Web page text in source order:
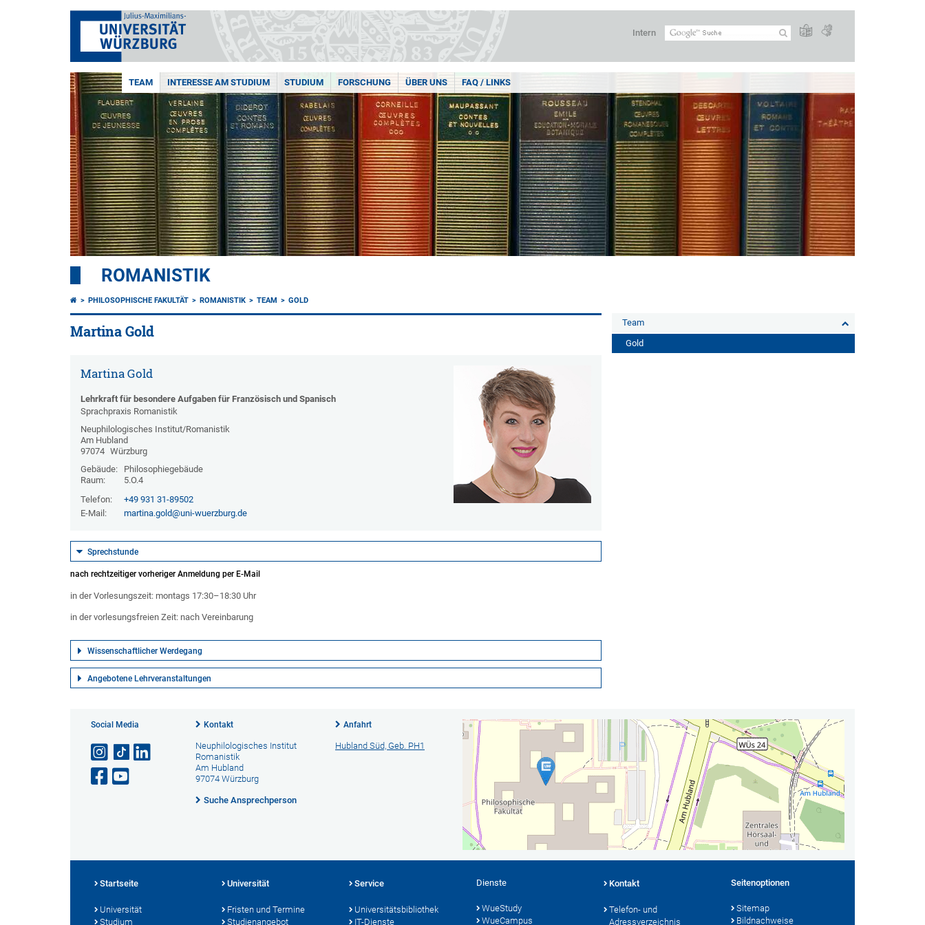
Intern
TEAM INTERESSE AM STUDIUM STUDIUM FORSCHUNG ÜBER UNS FAQ / LINKS
ROMANISTIK
PHILOSOPHISCHE FAKULTÄT ROMANISTIK TEAM GOLD
Martina Gold
Martina Gold
Lehrkraft für besondere Aufgaben für Französisch und Spanisch
Sprachpraxis Romanistik
Neuphilologisches Institut/Romanistik
Am Hubland
97074 Würzburg
Gebäude:
Philosophiegebäude
Raum:
5.O.4
Telefon:
+49 931 31-89502
E-Mail:
martina.gold@uni-wuerzburg.de
Sprechstunde
nach rechtzeitiger vorheriger Anmeldung per E-Mail
in der Vorlesungszeit: montags 17:30–18:30 Uhr
in der vorlesungsfreien Zeit: nach Vereinbarung
Wissenschaftlicher Werdegang
Angebotene Lehrveranstaltungen
Team
Gold
Social Media Kontakt
Neuphilologisches Institut
Romanistik
Am Hubland
97074 Würzburg
Suche Ansprechperson
Anfahrt
Hubland Süd, Geb. PH1
Startseite
Universität
Studium
Universität
Fristen und Termine
Studienangebot
Service
Universitätsbibliothek
IT-Dienste
Dienste
WueStudy
WueCampus
Kontakt
Telefon- und
Adressverzeichnis
Seitenoptionen
Sitemap
Bildnachweise